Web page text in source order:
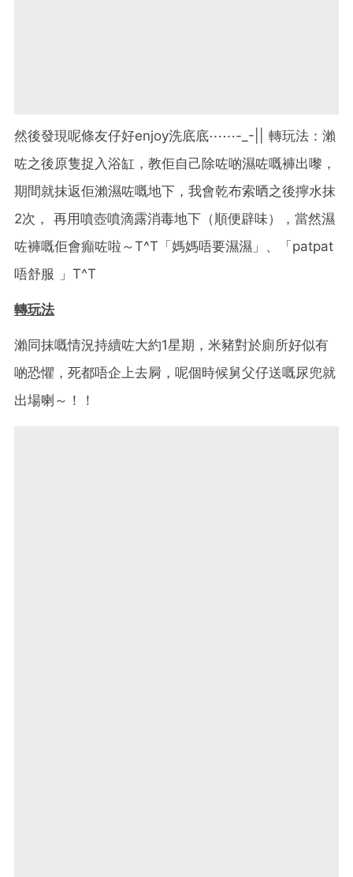
然後發現呢條友仔好enjoy洗底底⋯⋯-_-|| 轉玩法：瀨
咗之後原隻捉入浴缸，教佢自己除咗啲濕咗嘅褲出嚟，
期間就抹返佢瀨濕咗嘅地下，我會乾布索晒之後擰水抹
2次， 再用噴壺噴滴露消毒地下（順便辟味），當然濕
咗褲嘅佢會癲咗啦～T^T「媽媽唔要濕濕」、「patpat
唔舒服 」T^T
轉玩法
瀨同抹嘅情況持續咗大約1星期，米豬對於廁所好似有
啲恐懼，死都唔企上去屙，呢個時候舅父仔送嘅尿兜就
出場喇～！！